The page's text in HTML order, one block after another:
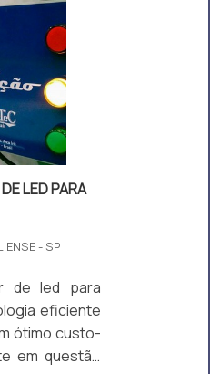
A estrutura é
através de
e (b)
LED PARA
- SP
de led para
eficiente
ótimo custo-
em questão